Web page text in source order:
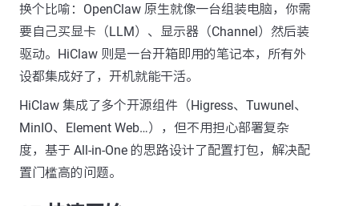
换个比喻：OpenClaw 原生就像一台组装电脑，你需
要自己买显卡（LLM）、显示器（Channel）然后装
驱动。HiClaw 则是一台开箱即用的笔记本，所有外
设都集成好了，开机就能干活。
HiClaw 集成了多个开源组件（Higress、Tuwunel、
MinIO、Element Web…），但不用担心部署复杂
度，基于 All-in-One 的思路设计了配置打包，解决配
置门槛高的问题。